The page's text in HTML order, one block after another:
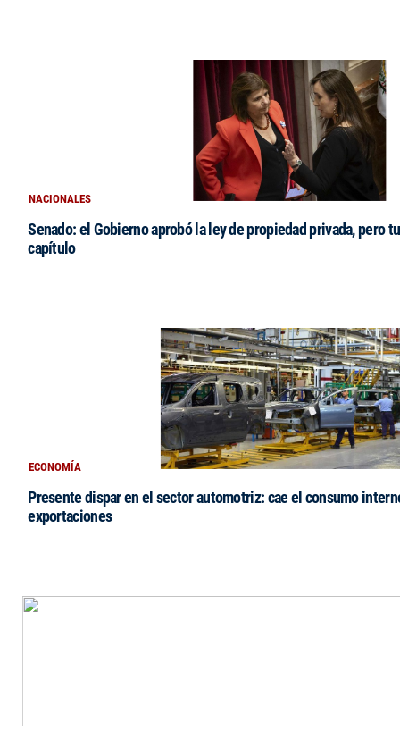
NACIONALES
Senado: el Gobierno aprobó la ley de propiedad privada, pero
capítulo
ECONOMÍA
Presente dispar en el sector automotriz: cae el consumo
exportaciones